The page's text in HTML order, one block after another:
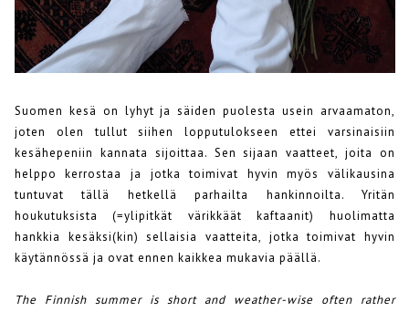
Suomen kesä on lyhyt ja säiden puolesta usein arvaamaton,
joten olen tullut siihen lopputulokseen ettei varsinaisiin
kesähepeniin kannata sijoittaa. Sen sijaan vaatteet, joita on
helppo kerrostaa ja jotka toimivat hyvin myös välikausina
tuntuvat tällä hetkellä parhailta hankinnoilta. Yritän
houkutuksista (=ylipitkät värikkäät kaftaanit) huolimatta
hankkia kesäksi(kin) sellaisia vaatteita, jotka toimivat hyvin
käytännössä ja ovat ennen kaikkea mukavia päällä.
The Finnish summer is short and weather-wise often rather